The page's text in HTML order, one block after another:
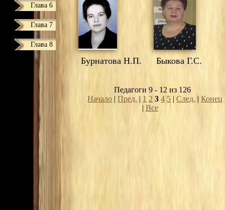
Глава 6
Глава 7
Глава 8
Бурнатова Н.П. Быкова Г.С.
Педагоги 9 - 12 из 126
Начало |Пред. | 1 2 3 4 5 |След. |Конец
| Все